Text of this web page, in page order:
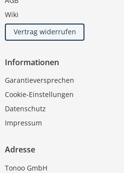
Wiki
Vertrag widerrufen
Informationen
Garantieversprechen
Cookie-Einstellungen
Datenschutz
Impressum
Adresse
Tonoo GmbH